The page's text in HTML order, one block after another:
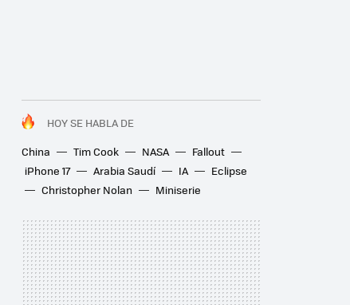
HOY SE HABLA DE
China
Tim Cook NASA
Fallout
iPhone 17
Arabia Saudí IA
Eclipse
Christopher Nolan
Miniserie